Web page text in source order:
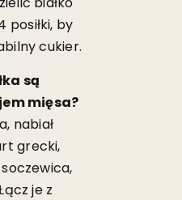
posiłki, by
cukier.
są
mięsa?
nabiał
grecki,
je z